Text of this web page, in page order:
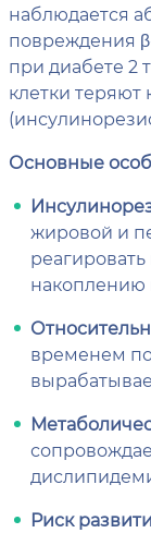
наблюдается
повреждения
при диабете 2
клетки теряют
Основные
жировой и
накоплению
временем
Риск